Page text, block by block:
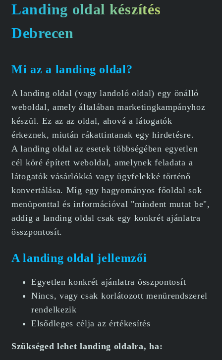
Landing oldal készítés
Debrecen
Mi az a landing oldal?
A landing oldal (vagy landoló oldal) egy önálló
weboldal, amely általában marketingkampányhoz
készül. Ez az az oldal, ahová a látogatók
érkeznek, miután rákattintanak egy hirdetésre.
A landing oldal az esetek többségében egyetlen
cél köré épített weboldal, amelynek feladata a
látogatók vásárlókká vagy ügyfelekké történő
konvertálása. Míg egy hagyományos főoldal sok
menüponttal és információval "mindent mutat be",
addig a landing oldal csak egy konkrét ajánlatra
összpontosít.
A landing oldal jellemzői
Egyetlen konkrét ajánlatra összpontosít
Nincs, vagy csak korlátozott menürendszerel
rendelkezik
Elsődleges célja az értékesítés
Szükséged lehet landing oldalra, ha: